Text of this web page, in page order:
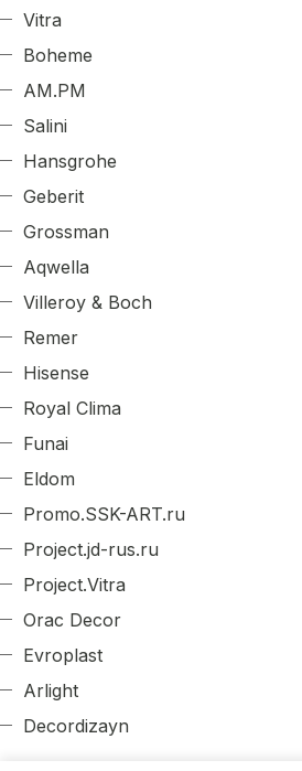
Vitra
Boheme
AM.PM
Salini
Hansgrohe
Geberit
Grossman
Aqwella
Villeroy & Boch
Remer
Hisense
Royal Clima
Funai
Eldom
Promo.SSK-ART.ru
Project.jd-rus.ru
Project.Vitra
Orac Decor
Evroplast
Arlight
Decordizayn